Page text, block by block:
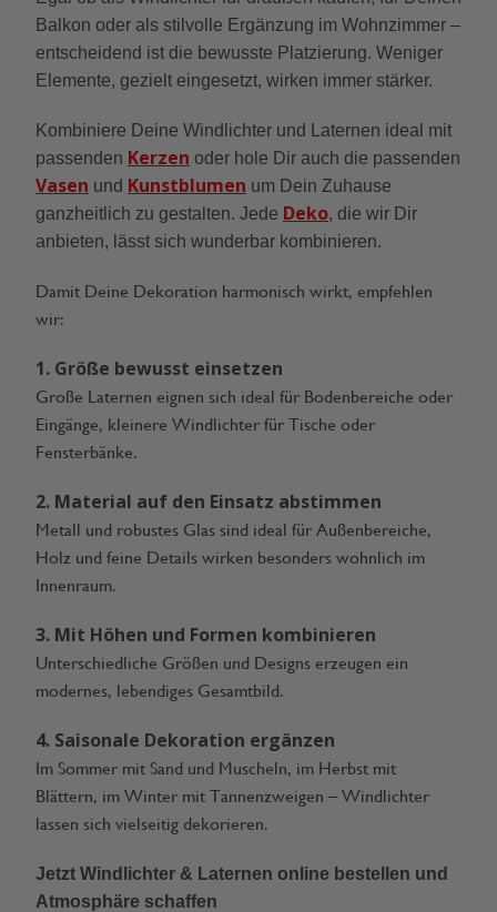
Balkon oder als stilvolle Ergänzung im Wohnzimmer –
entscheidend ist die bewusste Platzierung. Weniger
Elemente, gezielt eingesetzt, wirken immer stärker.
Kombiniere Deine Windlichter und Laternen ideal mit
passenden Kerzen oder hole Dir auch die passenden
Vasen und Kunstblumen um Dein Zuhause
ganzheitlich zu gestalten. Jede Deko, die wir Dir
anbieten, lässt sich wunderbar kombinieren.
Damit Deine Dekoration harmonisch wirkt, empfehlen
wir:
1. Größe bewusst einsetzen
Große Laternen eignen sich ideal für Bodenbereiche oder
Eingänge, kleinere Windlichter für Tische oder
Fensterbänke.
2. Material auf den Einsatz abstimmen
Metall und robustes Glas sind ideal für Außenbereiche,
Holz und feine Details wirken besonders wohnlich im
Innenraum.
3. Mit Höhen und Formen kombinieren
Unterschiedliche Größen und Designs erzeugen ein
modernes, lebendiges Gesamtbild.
4. Saisonale Dekoration ergänzen
Im Sommer mit Sand und Muscheln, im Herbst mit
Blättern, im Winter mit Tannenzweigen – Windlichter
lassen sich vielseitig dekorieren.
Jetzt Windlichter & Laternen online bestellen und
Atmosphäre schaffen